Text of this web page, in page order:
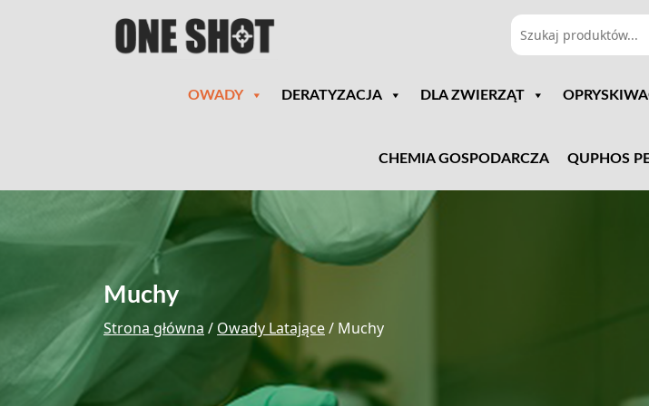
OWADY DERATYZACJA DLA ZWIERZĄT
CHEMIA GOSPODARCZA QUPHOS
Muchy
Strona główna / Owady Latające/ Muchy